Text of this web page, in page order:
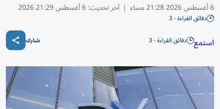
6 أغسطس 2026 21:28 مساء | آخر تحديث:6 أغسطس 21:29 2026
دقائق القراءة - 3
استمع دقائق القراءة - 3 شارك